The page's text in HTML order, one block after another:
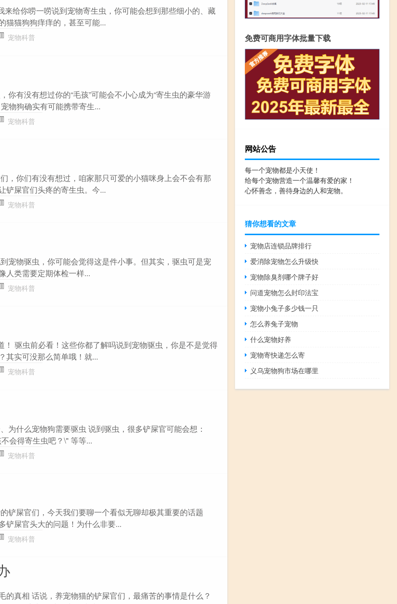
给你唠一唠说到宠物寄生虫，你可能会想到那些细小的、藏
猫猫狗狗痒痒的，甚至可能...
宠物科普
你有没有想过你的“毛孩”可能会不小心成为“寄生虫的豪华游
物狗确实有可能携带寄生...
宠物科普
，你们有没有想过，咱家那只可爱的小猫咪身上会不会有那
铲屎官们头疼的寄生虫。今...
宠物科普
宠物驱虫，你可能会觉得这是件小事。但其实，驱虫可是宠
人类需要定期体检一样...
宠物科普
驱虫前必看！这些你都了解吗说到宠物驱虫，你是不是觉得
其实可没那么简单哦！就...
宠物科普
为什么宠物狗需要驱虫 说到驱虫，很多铲屎官可能会想：
会得寄生虫吧？\" 等等...
宠物科普
铲屎官们，今天我们要聊一个看似无聊却极其重要的话题
屎官头大的问题！为什么非要...
宠物科普
的真相 话说，养宠物猫的铲屎官们，最痛苦的事情是什么？
免费可商用字体批量下载
网站公告
每一个宠物都是小天使！
给每个宠物营造一个温馨有爱的家！
心怀善念，善待身边的人和宠物。
猜你想看的文章
宠物店连锁品牌排行
爱消除宠物怎么升级快
宠物除臭剂哪个牌子好
问道宠物怎么封印法宝
宠物小兔子多少钱一只
怎么养兔子宠物
什么宠物好养
宠物寄快递怎么寄
义乌宠物狗市场在哪里